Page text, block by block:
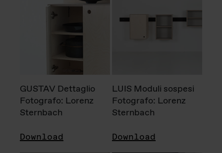
GUSTAV Dettaglio
Fotografo: Lorenz
Sternbach
Download
LUIS Moduli sospesi
Fotografo: Lorenz
Sternbach
Download